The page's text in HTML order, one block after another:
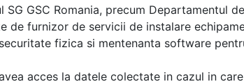
GSC Romania, precum Departamentul
de furnizor de servicii de instalare
fizica si mentenanta software
acces la datele colectate in cazul in